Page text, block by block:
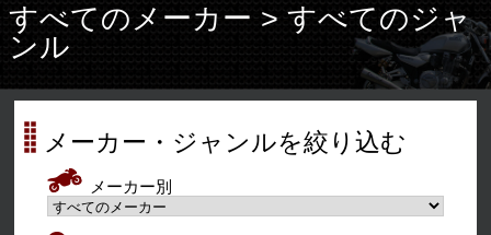
すべてのメーカー > すべてのジャ
ンル
メーカー・ジャンルを絞り込む
メーカー別